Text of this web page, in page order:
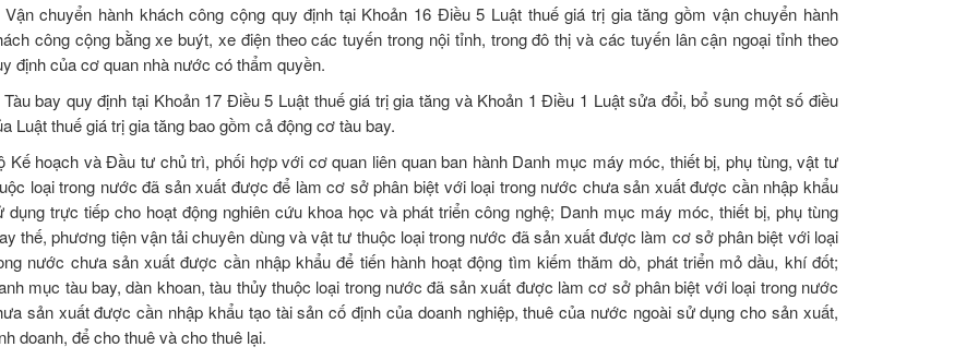
Vận chuyển hành khách công cộng quy định tại Khoản 16 Điều 5 Luật thuế giá trị gia tăng gồm vận chuyển hành
công cộng bằng xe buýt, xe điện theo các tuyến trong nội tỉnh, trong đô thị và các tuyến lân cận ngoại tỉnh theo
định của cơ quan nhà nước có thẩm quyền.
Tàu bay quy định tại Khoản 17 Điều 5 Luật thuế giá trị gia tăng và Khoản 1 Điều 1 Luật sửa đổi, bổ sung một số điều
Luật thuế giá trị gia tăng bao gồm cả động cơ tàu bay.
Kế hoạch và Đầu tư chủ trì, phối hợp với cơ quan liên quan ban hành Danh mục máy móc, thiết bị, phụ tùng, vật tư
loại trong nước đã sản xuất được để làm cơ sở phân biệt với loại trong nước chưa sản xuất được cần nhập khẩu
dụng trực tiếp cho hoạt động nghiên cứu khoa học và phát triển công nghệ; Danh mục máy móc, thiết bị, phụ tùng
thế, phương tiện vận tải chuyên dùng và vật tư thuộc loại trong nước đã sản xuất được làm cơ sở phân biệt với loại
nước chưa sản xuất được cần nhập khẩu để tiến hành hoạt động tìm kiếm thăm dò, phát triển mỏ dầu, khí đốt;
mục tàu bay, dàn khoan, tàu thủy thuộc loại trong nước đã sản xuất được làm cơ sở phân biệt với loại trong nước
sản xuất được cần nhập khẩu tạo tài sản cố định của doanh nghiệp, thuê của nước ngoài sử dụng cho sản xuất,
doanh, để cho thuê và cho thuê lại.